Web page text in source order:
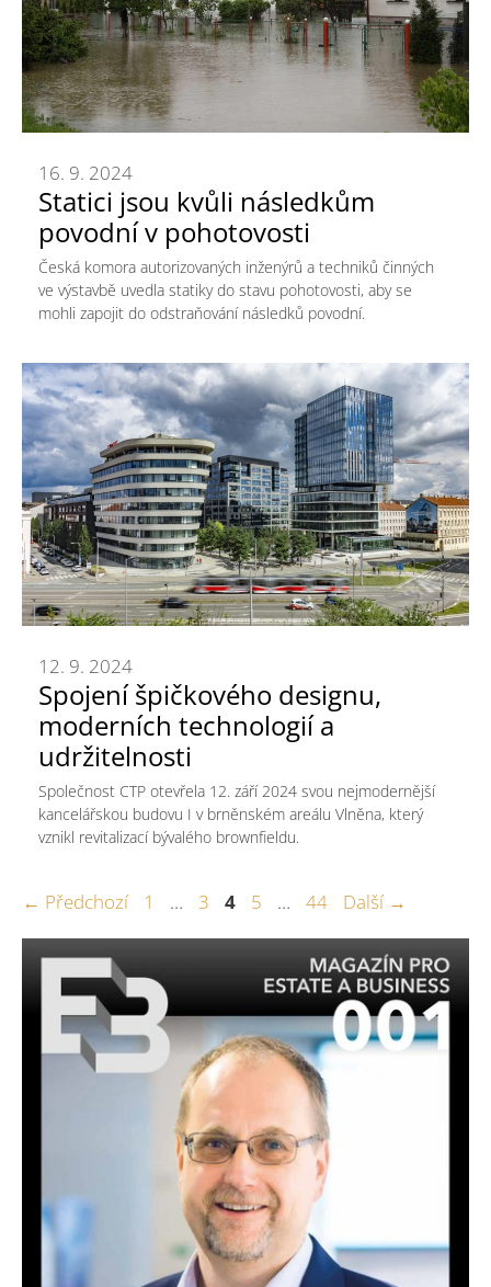
Statici jsou kvůli následkům
povodní v pohotovosti
16. 9. 2024
Česká komora autorizovaných inženýrů a techniků činných
ve výstavbě uvedla statiky do stavu pohotovosti, aby se
mohli zapojit do odstraňování následků povodní.
Spojení špičkového designu,
moderních technologií a
udržitelnosti
12. 9. 2024
Společnost CTP otevřela 12. září 2024 svou nejmodernější
kancelářskou budovu I v brněnském areálu Vlněna, který
vznikl revitalizací bývalého brownfieldu.
← Předchozí Stránka
1 … Stránka
3 Stránka
4 Stránka
5 … Stránka
44 Další →